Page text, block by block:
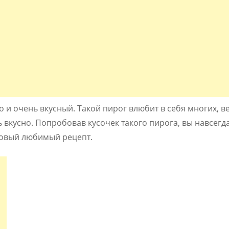
и очень вкусный. Такой пирог влюбит в себя многих,
Попробовав кусочек такого пирога, вы
любимый рецепт.